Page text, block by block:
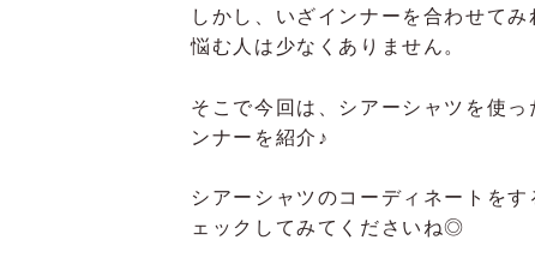
しかし、いざインナーを合わせて
悩む人は少なくありません。
そこで今回は、シアーシャツを使
ンナーを紹介♪
シアーシャツのコーディネートを
ェックしてみてくださいね◎